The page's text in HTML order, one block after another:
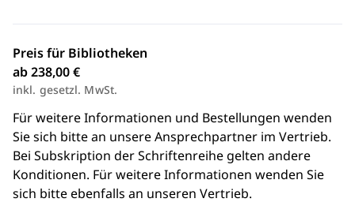
Preis für Bibliotheken
ab 238,00 €
inkl. gesetzl. MwSt.
Für weitere Informationen und Bestellungen wenden
Sie sich bitte an unsere Ansprechpartner im Vertrieb.
Bei Subskription der Schriftenreihe gelten andere
Konditionen. Für weitere Informationen wenden Sie
sich bitte ebenfalls an unseren Vertrieb.